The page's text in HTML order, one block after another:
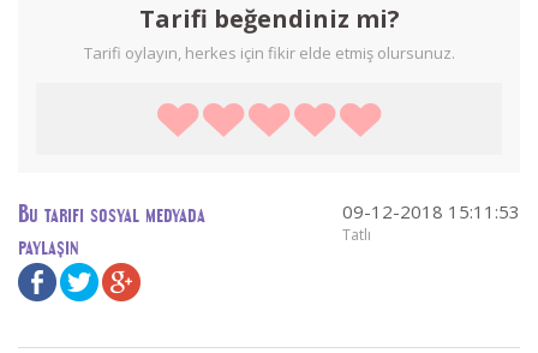
Tarifi beğendiniz mi?
Tarifi oylayın, herkes için fikir elde etmiş olursunuz.
Bu tarifi sosyal medyada
paylaşın
09-12-2018 15:11:53
Tatlı